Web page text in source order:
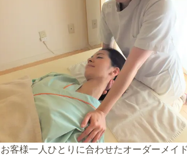
お客様一人ひとりに合わせたオーダーメイ